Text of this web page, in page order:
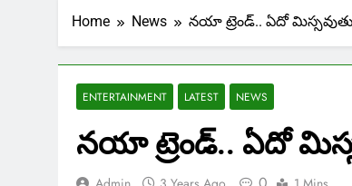
Home News నయా ట్రెండ్.. ఏదో
ENTERTAINMENT LATEST NEWS
నయా ట్రెండ్.. ఏదో